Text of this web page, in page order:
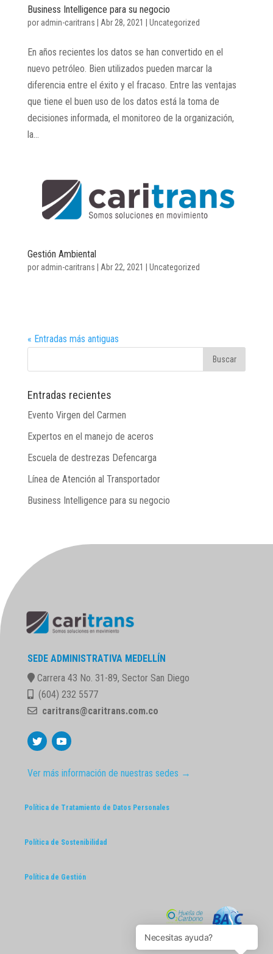
Business Intelligence para su negocio
por admin-caritrans Abr 28, 2021 Uncategorized
En años recientes los datos se han convertido en el
nuevo petróleo. Bien utilizados pueden marcar la
diferencia entre el éxito y el fracaso. Entre las ventajas
que tiene el buen uso de los datos está la toma de
decisiones informada, el monitoreo de la organización,
la...
Gestión Ambiental
por admin-caritrans Abr 22, 2021 Uncategorized
« Entradas más antiguas
Entradas recientes
Evento Virgen del Carmen
Expertos en el manejo de aceros
Escuela de destrezas Defencarga
Línea de Atención al Transportador
Business Intelligence para su negocio
SEDE ADMINISTRATIVA MEDELLÍN
Carrera 43 No. 31-89, Sector San Diego
(604) 232 5577
caritrans@caritrans.com.co
Ver más información de nuestras sedes →
Política de Tratamiento de Datos Personales
Política de Sostenibilidad
Política de Gestión